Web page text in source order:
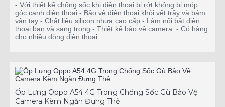
- Với thiết kế chống sốc khi điện thoại bị rớt không bị móp
góc cạnh điện thoại - Bảo vệ điện thoại khỏi vết trầy và bám
vân tay - Chất liệu silicon nhựa cao cấp - Làm nổi bật điện
thoại bạn và sang trọng - Thiết kế bảo vệ camera. - Có hàng
cho nhiều dòng điện thoại ..
Ốp Lưng Oppo A54 4G Trong Chống Sốc Gù Bảo Vệ
Camera Kèm Ngăn Đựng Thẻ